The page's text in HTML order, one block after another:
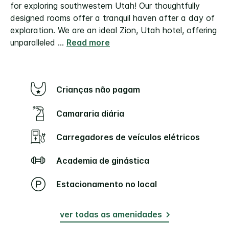
for exploring southwestern Utah! Our thoughtfully
designed rooms offer a tranquil haven after a day of
exploration. We are an ideal Zion, Utah hotel, offering
unparalleled ... Read more
Crianças não pagam
Camararia diária
Carregadores de veículos elétricos
Academia de ginástica
Estacionamento no local
ver todas as amenidades